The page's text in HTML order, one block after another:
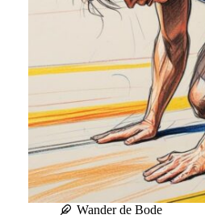
Wander de Bode